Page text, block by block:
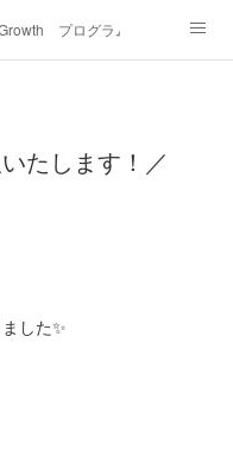
」 プログラム
たします！／
した✨